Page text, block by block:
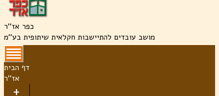
כפר אז''ר
מושב עובדים להתיישבות חקלאית שיתופית בע''מ
דף הבית
אז''ר